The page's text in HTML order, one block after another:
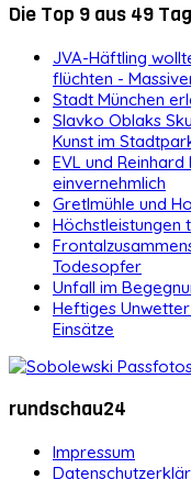
Die Top 9 aus 49
JVA-Häftling
flüchten -
Stadt München
Slavko Oblaks
Kunst im
EVL und
einvernehmlich
Gretlmühle und
Höchstleistungen
Todesopfer
Unfall im
Heftiges
Einsätze
rundschau24
Impressum